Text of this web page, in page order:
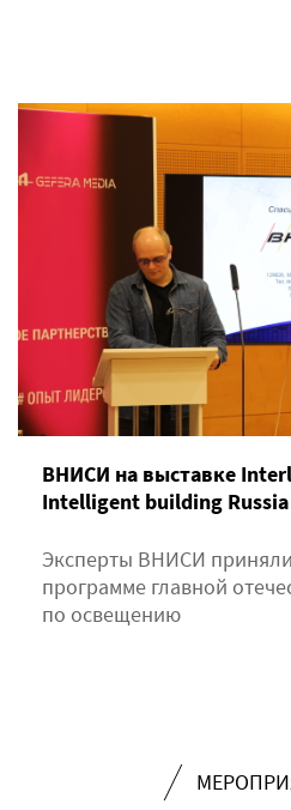
ВНИСИ на выставке
Intelligent building Russia
Эксперты ВНИСИ
программе главной
по освещению